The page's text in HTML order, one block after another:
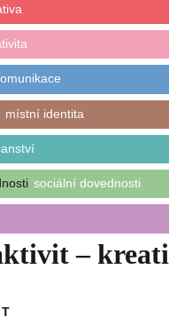
místní identita
sociální dovednosti
–